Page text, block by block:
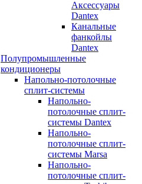
Аксессуары
Dantex
Канальные
фанкойлы
Dantex
Полупромышленные
кондиционеры
Напольно-потолочные
сплит-системы
Напольно-
потолочные сплит-
системы Dantex
Напольно-
потолочные сплит-
системы Marsa
Напольно-
потолочные сплит-